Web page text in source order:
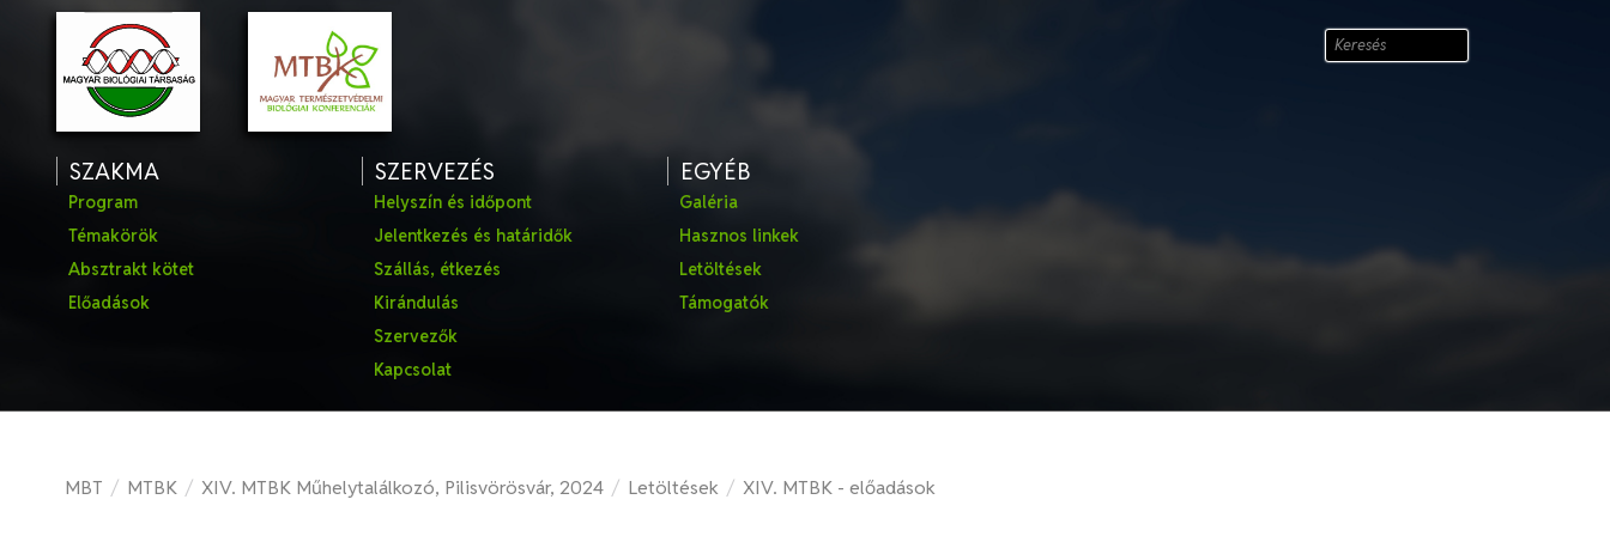
SZAKMA
Program
Témakörök
Absztrakt kötet
Előadások
SZERVEZÉS
Helyszín és időpont
Jelentkezés és határidők
Szállás, étkezés
Kirándulás
Szervezők
Kapcsolat
EGYÉB
Galéria
Hasznos linkek
Letöltések
Támogatók
MBT / MTBK / XIV. MTBK Műhelytalálkozó, Pilisvörösvár, 2024 / Letöltések / XIV. MTBK - előadások